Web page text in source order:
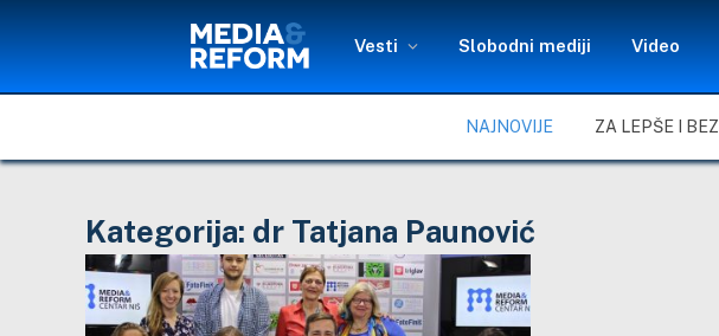
Vesti Slobodni mediji Video
NAJNOVIJE
Kategorija: dr Tatjana Paunović